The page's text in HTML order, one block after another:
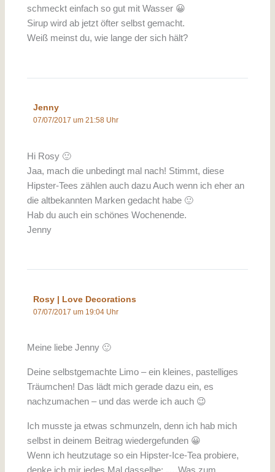
schmeckt einfach so gut mit Wasser 😀
Sirup wird ab jetzt öfter selbst gemacht.
Weiß meinst du, wie lange der sich hält?
Jenny
07/07/2017 um 21:58 Uhr
Hi Rosy 🙂
Jaa, mach die unbedingt mal nach! Stimmt, diese
Hipster-Tees zählen auch dazu Auch wenn ich eher an
die altbekannten Marken gedacht habe 🙂
Hab du auch ein schönes Wochenende.
Jenny
Rosy | Love Decorations
07/07/2017 um 19:04 Uhr
Meine liebe Jenny 🙂
Deine selbstgemachte Limo – ein kleines, pastelliges
Träumchen! Das lädt mich gerade dazu ein, es
nachzumachen – und das werde ich auch 😉
Ich musste ja etwas schmunzeln, denn ich hab mich
selbst in deinem Beitrag wiedergefunden 😀
Wenn ich heutzutage so ein Hipster-Ice-Tea probiere,
denke ich mir jedes Mal dasselbe: „…Was zum